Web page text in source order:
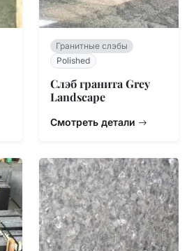
Гранитные слэбы
Polished
Слэб гранита Grey
Landscape
Смотреть детали